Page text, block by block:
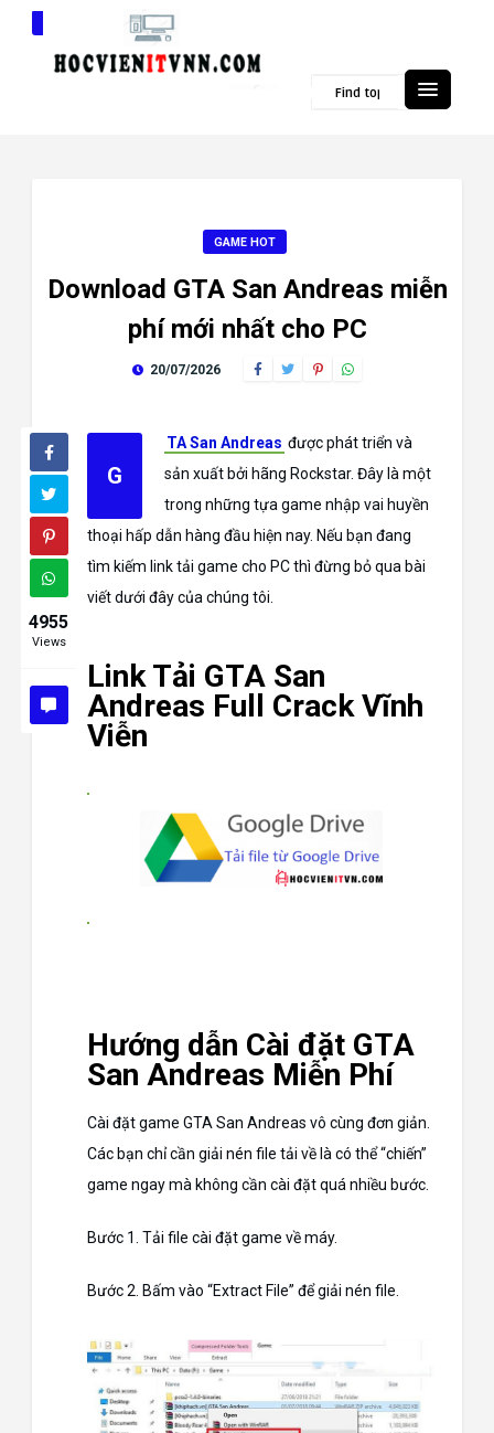
Popular Topics
GAME HOT
Download GTA San Andreas miễn
phí mới nhất cho PC
20/07/2026
4955
Views
G
TA San Andreas được phát triển và
sản xuất bởi hãng Rockstar. Đây là một
trong những tựa game nhập vai huyền
thoại hấp dẫn hàng đầu hiện nay. Nếu bạn đang
tìm kiếm link tải game cho PC thì đừng bỏ qua bài
viết dưới đây của chúng tôi.
Link Tải GTA San
Andreas Full Crack Vĩnh
Viễn
Hướng dẫn Cài đặt GTA
San Andreas Miễn Phí
Cài đặt game GTA San Andreas vô cùng đơn giản.
Các bạn chỉ cần giải nén file tải về là có thể “chiến”
game ngay mà không cần cài đặt quá nhiều bước.
Bước 1. Tải file cài đặt game về máy.
Bước 2. Bấm vào “Extract File” để giải nén file.